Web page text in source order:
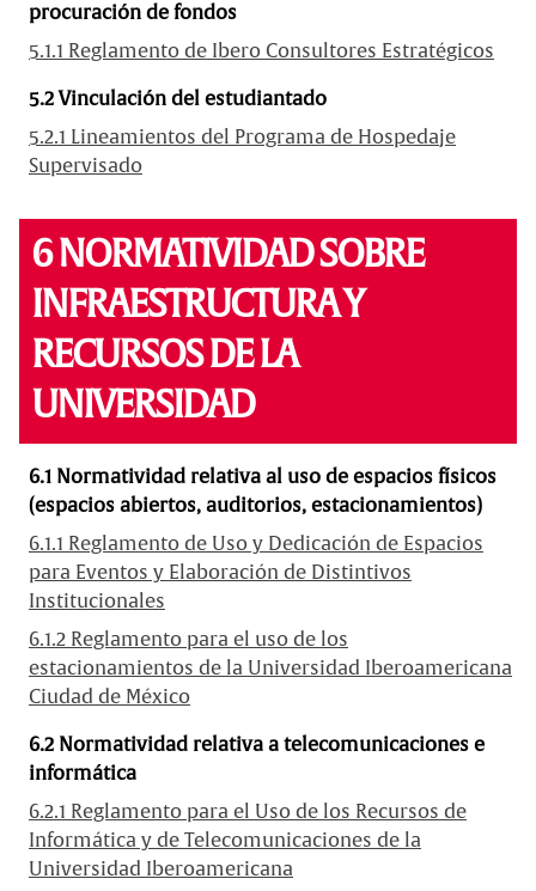
procuración de fondos
5.1.1 Reglamento de Ibero Consultores Estratégicos
5.2 Vinculación del estudiantado
5.2.1 Lineamientos del Programa de Hospedaje
Supervisado
6 NORMATIVIDAD SOBRE
INFRAESTRUCTURA Y
RECURSOS DE LA
UNIVERSIDAD
6.1 Normatividad relativa al uso de espacios físicos
(espacios abiertos, auditorios, estacionamientos)
6.1.1 Reglamento de Uso y Dedicación de Espacios
para Eventos y Elaboración de Distintivos
Institucionales
6.1.2 Reglamento para el uso de los
estacionamientos de la Universidad Iberoamericana
Ciudad de México
6.2 Normatividad relativa a telecomunicaciones e
informática
6.2.1 Reglamento para el Uso de los Recursos de
Informática y de Telecomunicaciones de la
Universidad Iberoamericana